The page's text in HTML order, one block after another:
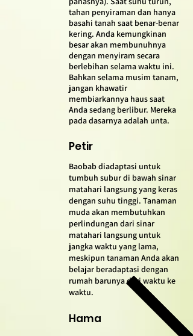
tahan penyiraman dan hanya
basahi tanah saat benar-benar
kering. Anda kemungkinan
besar akan membunuhnya
dengan menyiram secara
berlebihan selama waktu ini.
Bahkan selama musim tanam,
jangan khawatir
membiarkannya haus saat
Anda sedang berlibur. Mereka
pada dasarnya adalah unta.
Petir
Baobab diadaptasi untuk
tumbuh subur di bawah sinar
matahari langsung yang keras
dengan suhu tinggi. Tanaman
muda akan membutuhkan
perlindungan dari sinar
matahari langsung untuk
jangka waktu yang lama,
meskipun tanaman Anda akan
belajar beradaptasi dengan
rumah barunya dari waktu ke
waktu.
Hama